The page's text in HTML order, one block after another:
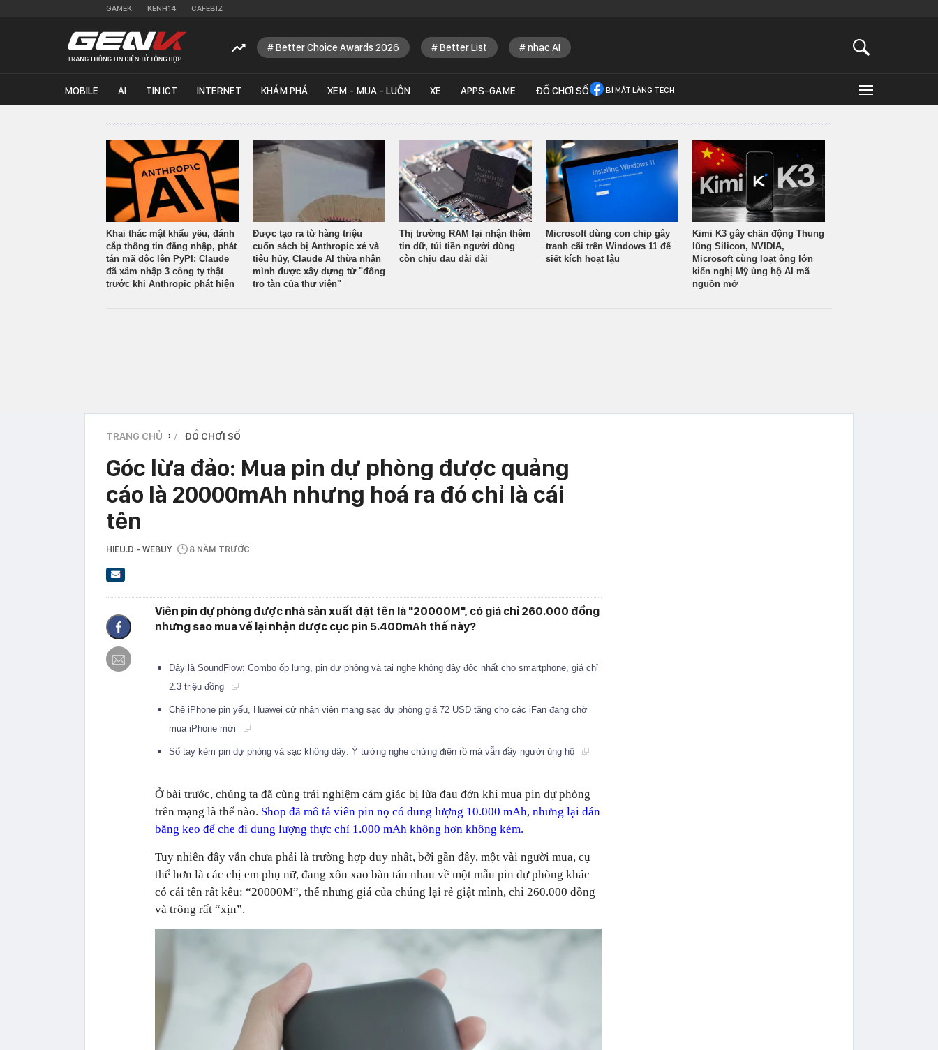
GAMEK KENH14 CAFEBIZ
Better Choice Awards 2026 Better List nhạc AI
MOBILE AI TIN ICT INTERNET KHÁM PHÁ XEM - MUA - LUÔN XE APPS-GAME ĐỒ CHƠI SỐ BÍ MẬT LÀNG TECH
Khai thác mật khẩu yếu, đánh
cắp thông tin đăng nhập, phát
tán mã độc lên PyPI: Claude
đã xâm nhập 3 công ty thật
trước khi Anthropic phát hiện
Được tạo ra từ hàng triệu
cuốn sách bị Anthropic xé và
tiêu hủy, Claude AI thừa nhận
mình được xây dựng từ "đống
tro tàn của thư viện"
Thị trường RAM lại nhận thêm
tin dữ, túi tiền người dùng
còn chịu đau dài dài
Microsoft dùng con chip gây
tranh cãi trên Windows 11 để
siết kích hoạt lậu
Kimi K3 gây chấn động Thung
lũng Silicon, NVIDIA,
Microsoft cùng loạt ông lớn
kiến nghị Mỹ ủng hộ AI mã
nguồn mở
TRANG CHỦ › ĐỒ CHƠI SỐ
Góc lừa đảo: Mua pin dự phòng được quảng
cáo là 20000mAh nhưng hoá ra đó chỉ là cái
tên
HIEU.D - WEBUY 8 NĂM TRƯỚC
Viên pin dự phòng được nhà sản xuất đặt tên là "20000M", có giá chỉ 260.000 đồng
nhưng sao mua về lại nhận được cục pin 5.400mAh thế này?
Đây là SoundFlow: Combo ốp lưng, pin dự phòng và tai nghe không dây độc nhất cho smartphone, giá chỉ
2.3 triệu đồng
Chê iPhone pin yếu, Huawei cử nhân viên mang sạc dự phòng giá 72 USD tặng cho các iFan đang chờ
mua iPhone mới
Sổ tay kèm pin dự phòng và sạc không dây: Ý tưởng nghe chừng điên rồ mà vẫn đầy người ủng hộ
Ở bài trước, chúng ta đã cùng trải nghiệm cảm giác bị lừa đau đớn khi mua pin dự phòng
trên mạng là thế nào. Shop đã mô tả viên pin nọ có dung lượng 10.000 mAh, nhưng lại dán
băng keo để che đi dung lượng thực chỉ 1.000 mAh không hơn không kém.
Tuy nhiên đây vẫn chưa phải là trường hợp duy nhất, bởi gần đây, một vài người mua, cụ
thể hơn là các chị em phụ nữ, đang xôn xao bàn tán nhau về một mẫu pin dự phòng khác
có cái tên rất kêu: “20000M”, thế nhưng giá của chúng lại rẻ giật mình, chỉ 260.000 đồng
và trông rất “xịn”.